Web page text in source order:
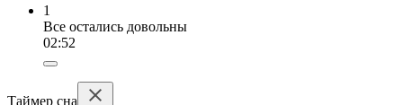
1
Все остались довольны
02:52
Таймер сна